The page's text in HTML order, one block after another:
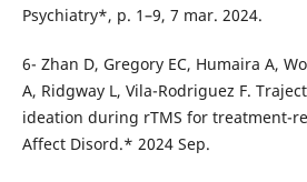
Psychiatry*, p. 1–9, 7 mar. 2024.
6- Zhan D, Gregory EC, Humaira A,
A, Ridgway L, Vila-Rodriguez F.
ideation during rTMS for treatment-
Affect Disord.* 2024 Sep.